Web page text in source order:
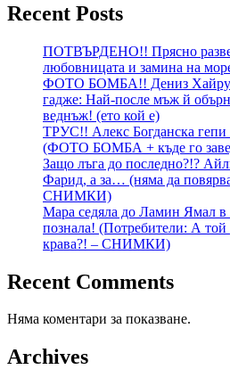
Recent Posts
ПОТВЪРДЕНО!! Прясно
любовницата и замина на
ФОТО БОМБА!! Дениз
гадже: Най-после мъж й
веднъж! (ето кой е)
ТРУС!! Алекс Богданска
(ФОТО БОМБА + къде го
Защо лъга до последно?!?
Фарид, а за… (няма да
СНИМКИ)
Мара седяла до Ламин Ямал
познала! (Потребители: А той
крава?! – СНИМКИ)
Recent Comments
Няма коментари за показване.
Archives